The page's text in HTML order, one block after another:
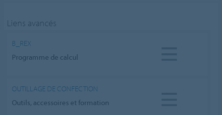
Liens avancés
B_REX
Programme de calcul
OUTILLAGE DE CONFECTION
Outils, accessoires et formation